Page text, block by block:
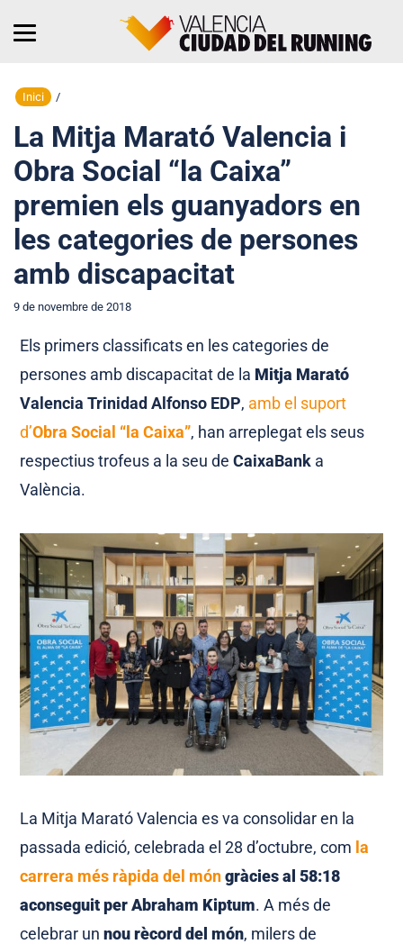
Inici /
La Mitja Marató Valencia i
Obra Social “la Caixa”
premien els guanyadors en
les categories de persones
amb discapacitat
9 de novembre de 2018
Els primers classificats en les categories de
persones amb discapacitat de la Mitja Marató
Valencia Trinidad Alfonso EDP, amb el suport
d’Obra Social “la Caixa”, han arreplegat els seus
respectius trofeus a la seu deCaixaBank a
València.
La Mitja Marató Valencia es va consolidar en la
passada edició, celebrada el 28 d’octubre, com la
carrera més ràpida del móngràcies al 58:18
aconseguit per Abraham Kiptum. A més de
celebrar unnou rècord del món, milers de